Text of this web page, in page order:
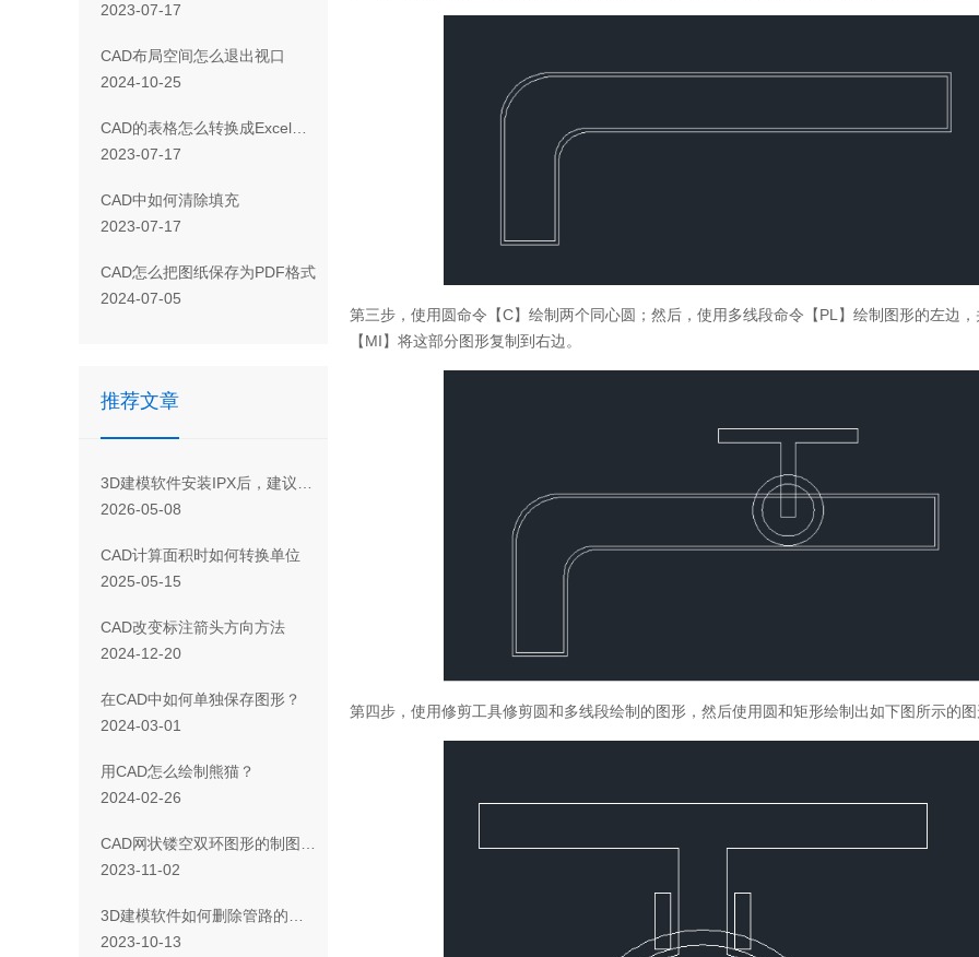
2023-07-17
CAD布局空间怎么退出视口
2024-10-25
CAD 的表格怎么转换成Excel表格
2023-07-17
CAD 中如何清除填充
2023-07-17
CAD怎么把图纸保存为PDF格式
2024-07-05
推荐文章
3D建模软件安装IPX后，建议采用何种方式使用？
2026-05-08
CAD计算面积时如何转换单位
2025-05-15
CAD改变标注箭头方向方法
2024-12-20
在CAD中如何单独保存图形？
2024-03-01
用CAD怎么绘制熊猫？
2024-02-26
CAD网状镂空双环图形的制图方法
2023-11-02
3D建模软件如何删除管路的隔离层
2023-10-13
第三步，使用圆命令【C】绘制两个同心圆；然后，使用多线段命令【PL】绘制图形的左边
【MI】将这部分图形复制到右边。
第四步，使用修剪工具修剪圆和多线段绘制的图形，然后使用圆和矩形绘制出如下图所示的